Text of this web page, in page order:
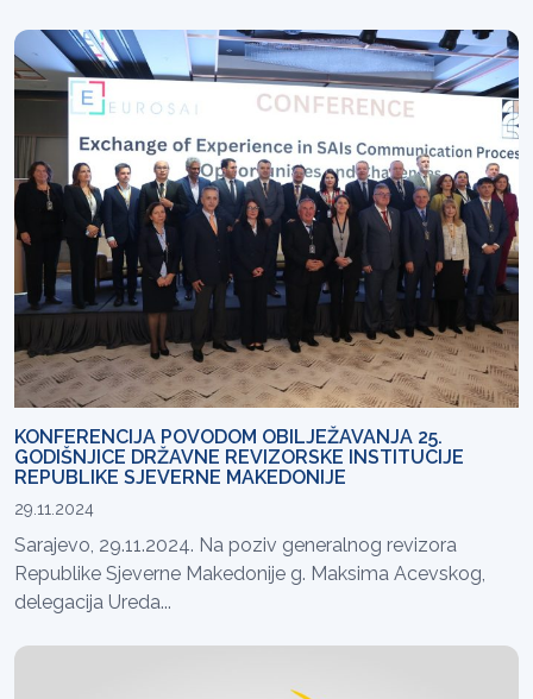
KONFERENCIJA POVODOM OBILJEŽAVANJA 25.
GODIŠNJICE DRŽAVNE REVIZORSKE INSTITUCIJE
REPUBLIKE SJEVERNE MAKEDONIJE
29.11.2024
Sarajevo, 29.11.2024. Na poziv generalnog revizora
Republike Sjeverne Makedonije g. Maksima Acevskog,
delegacija Ureda...